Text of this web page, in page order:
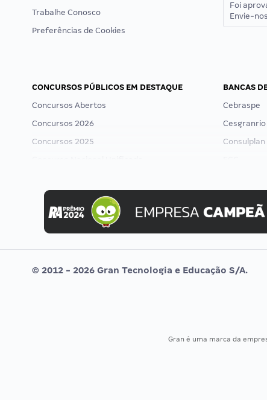
Trabalhe Conosco
Preferências de Cookies
Foi
Envie-
CONCURSOS PÚBLICOS EM DESTAQUE
Concursos Abertos
Concursos 2026
Concursos 2025
Concurso MPU
Editais publicados
BANCAS
Cebraspe
Cesgranrio
Consulplan
Selecon
Uniase
Vunesp
© 2012 - 2026 Gran Tecnologia e Educação S/A.
Gran é uma marca da